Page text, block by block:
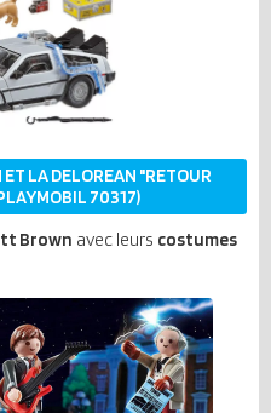
LA DELOREAN "RETOUR
70317)
Brown avec leurs costumes